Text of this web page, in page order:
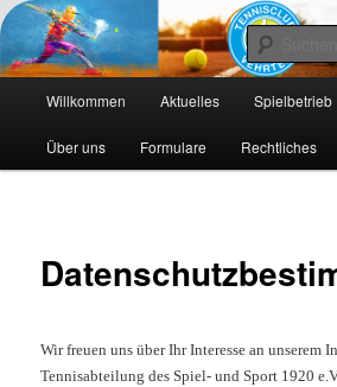
Tennis-Vehrte
Die Webseite des Tennisclub Vehrte e. V.
Zum
primären
Zum
sekundären
Willkommen Aktuelles Spielbetrieb
Über uns Formulare Rechtliches
Wir freuen uns über Ihr Interesse an unserem
Tennisabteilung des Spiel- und Sport 1920